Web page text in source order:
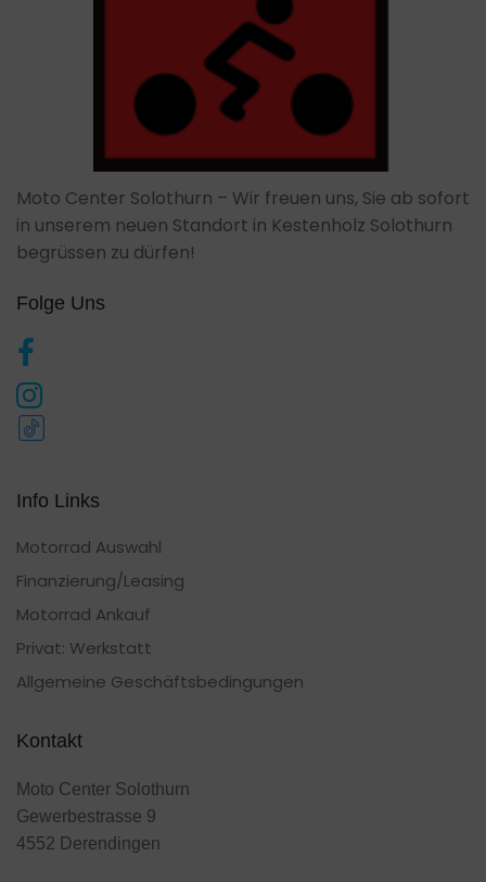
Moto Center Solothurn – Wir freuen uns, Sie ab sofort
in unserem neuen Standort in Kestenholz Solothurn
begrüssen zu dürfen!
Folge Uns
Info Links
Motorrad Auswahl
Finanzierung/Leasing
Motorrad Ankauf
Privat: Werkstatt
Allgemeine Geschäftsbedingungen
Kontakt
Moto Center Solothurn
Gewerbestrasse 9
4552 Derendingen